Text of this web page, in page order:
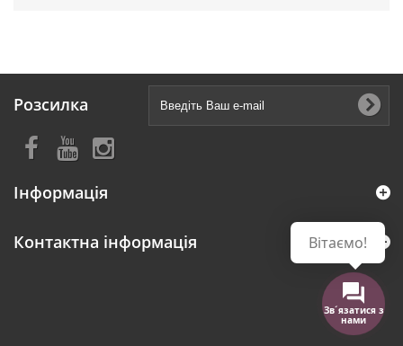
Розсилка
Інформація
Контактна інформація
Зв´язатися з
нами
Вітаємо!